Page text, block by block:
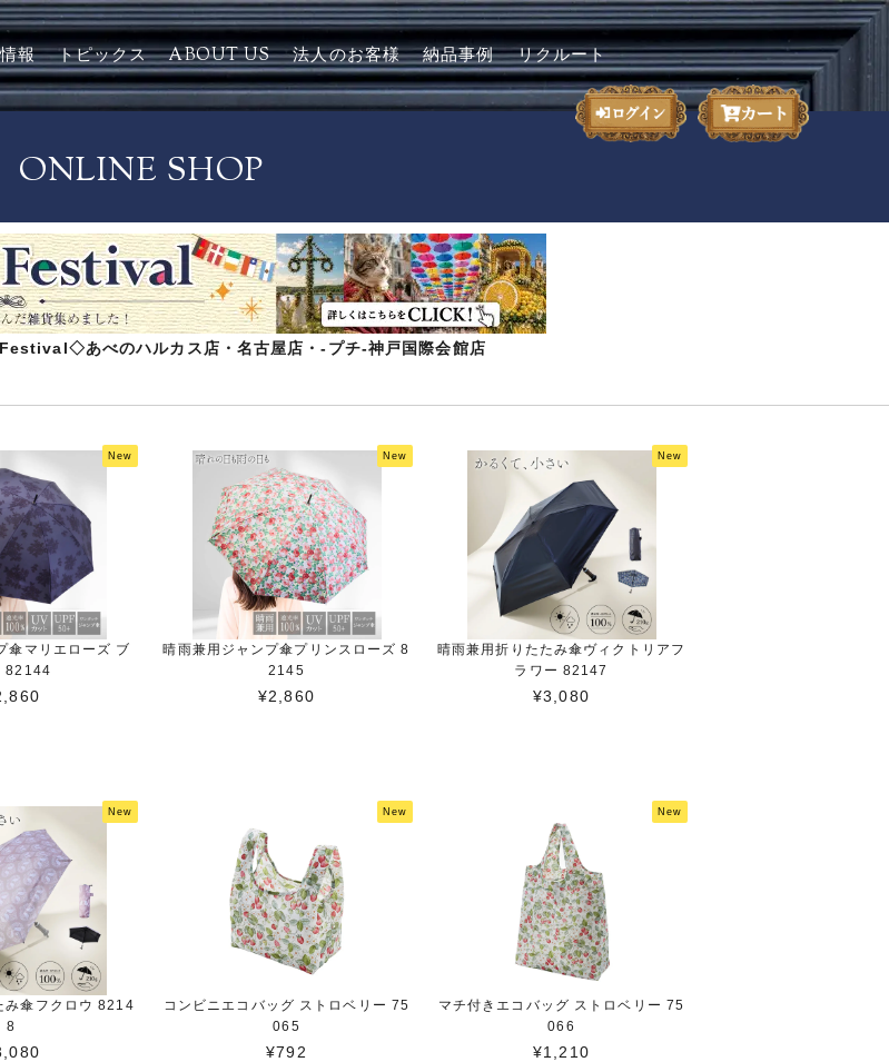
報 トピックス ABOUT US 法人のお客様 納品事例 リクルート
ONLINE SHOP
あべのハルカス店・名古屋店・-プチ-神戸国際会館店
傘マリエローズ ブ
82144
New
晴雨兼用ジャンプ傘プリンスローズ 8
2145
¥2,860
New
晴雨兼用折りたたみ傘ヴィクトリアフ
ラワー 82147
¥3,080
New
み傘フクロウ 8214
8
New
コンビニエコバッグ ストロベリー 75
065
¥792
New
マチ付きエコバッグ ストロベリー 75
066
¥1,210
New